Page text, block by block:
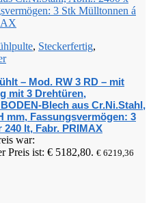
, Steckerfertig,
– Mod. RW 3 RD – mit
mit 3 Drehtüren,
Blech aus Cr.Ni.Stahl,
mm, Fassungsvermögen: 3
lt, Fabr. PRIMAX
war:
Preis ist: € 5182,80. € 6219,36